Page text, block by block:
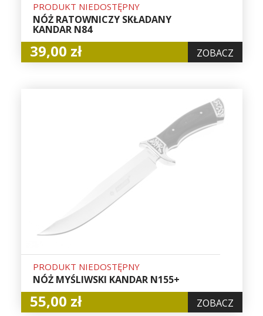
PRODUKT NIEDOSTĘPNY
NÓŻ RATOWNICZY SKŁADANY
KANDAR N84
39,00 zł ZOBACZ
PRODUKT NIEDOSTĘPNY
NÓŻ MYŚLIWSKI KANDAR N155+
55,00 zł ZOBACZ